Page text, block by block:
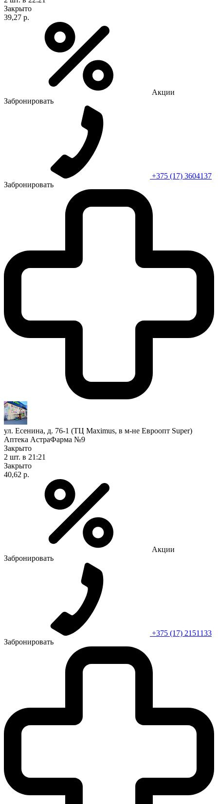
Закрыто
39,27 р.
Акции
Забронировать
+375 (17) 3604137
Забронировать
ул. Есенина, д. 76-1 (ТЦ Maximus, в м-не Евроопт Super)
Аптека АстраФарма №9
Закрыто
2 шт. в 21:21
Закрыто
40,62 р.
Акции
Забронировать
+375 (17) 2151133
Забронировать